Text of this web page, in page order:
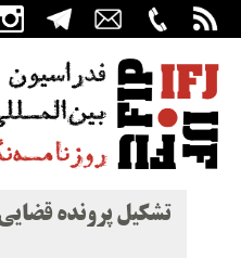
تشکیل پرونده